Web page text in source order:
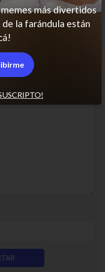
más divertidos
la farándula están